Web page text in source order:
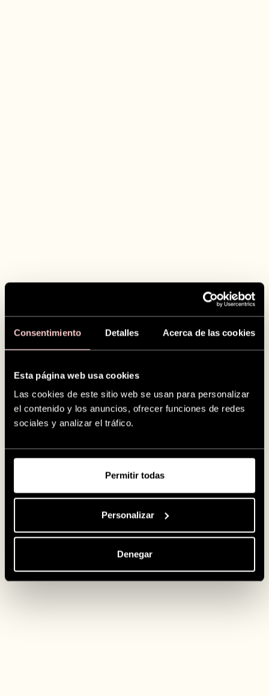
Consentimiento Detalles Acerca de las cookies
Esta página web usa cookies
Las cookies de este sitio web se usan para personalizar
el contenido y los anuncios, ofrecer funciones de redes
sociales y analizar el tráfico.
Permitir todas
Personalizar
Denegar
Política de
privacidad